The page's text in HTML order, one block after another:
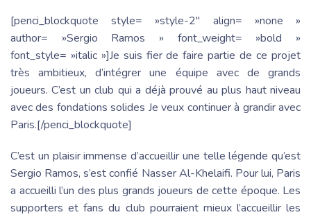
[penci_blockquote style= »style-2″ align= »none »
author= »Sergio Ramos » font_weight= »bold »
font_style= »italic »]Je suis fier de faire partie de ce projet
très ambitieux, d’intégrer une équipe avec de grands
joueurs. C’est un club qui a déjà prouvé au plus haut niveau
avec des fondations solides Je veux continuer à grandir avec
Paris.[/penci_blockquote]
C’est un plaisir immense d’accueillir une telle légende qu’est
Sergio Ramos, s’est confié Nasser Al-Khelaifi. Pour lui, Paris
a accueilli l’un des plus grands joueurs de cette époque. Les
supporters et fans du club pourraient mieux l’accueillir les